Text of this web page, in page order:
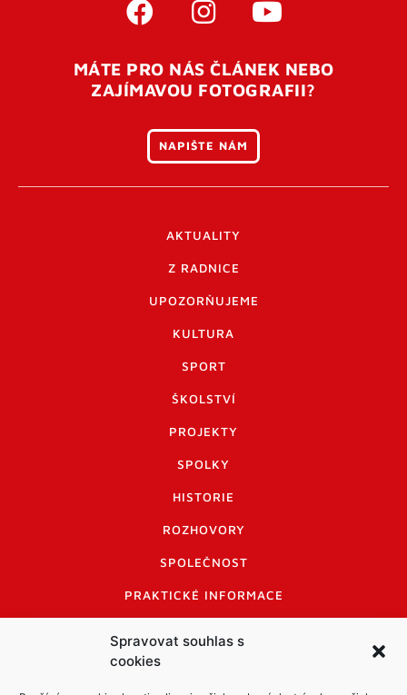
Spravovat souhlas s
cookies
MÁTE PRO NÁS ČLÁNEK NEBO
ZAJÍMAVOU FOTOGRAFII?
NAPIŠTE NÁM
AKTUALITY
Z RADNICE
UPOZORŇUJEME
KULTURA
SPORT
ŠKOLSTVÍ
PROJEKTY
SPOLKY
HISTORIE
ROZHOVORY
SPOLEČNOST
PRAKTICKÉ INFORMACE
INFORMACE A KODEX DISKUTUJÍCÍCH